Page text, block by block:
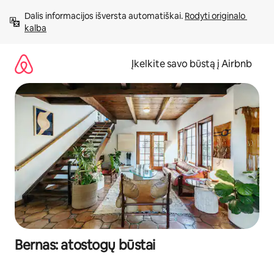
prie
turinio
Dalis informacijos išversta automatiškai. Rodyti originalo
kalba
Įkelkite savo būstą į Airbnb
Bernas: atostogų būstai